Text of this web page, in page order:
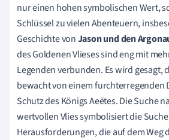
nur einen hohen symbolischen Wert,
Schlüssel zu vielen Abenteuern,
Geschichte vonJason und den
des Goldenen Vlieses sind eng mit
Legenden verbunden. Es wird gesagt,
bewacht von einem furchterregenden
Schutz des Königs Aeëtes. Die Suche
wertvollen Vlies symbolisiert die
Herausforderungen, die auf dem Weg